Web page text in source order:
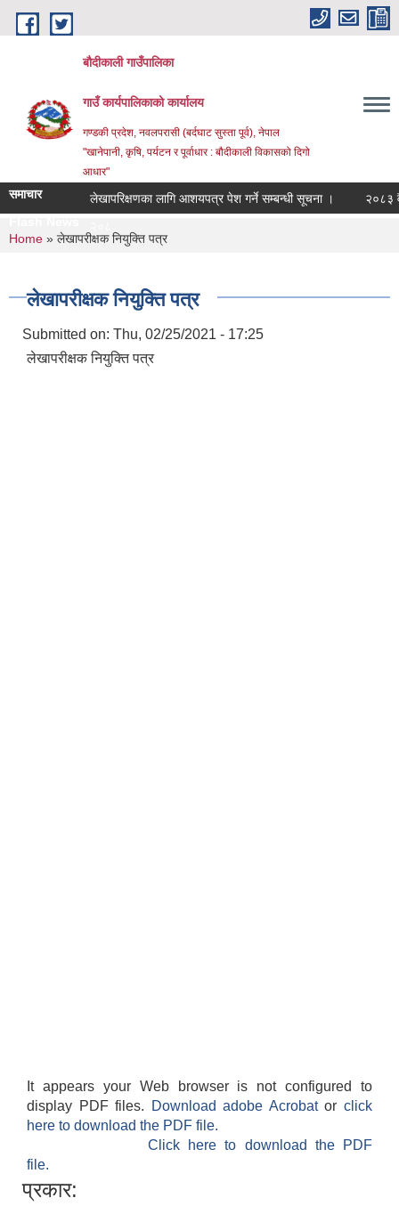
Skip to main content
बौदीकाली गाउँपालिका
गाउँ कार्यपालिकाको कार्यालय
गण्डकी प्रदेश, नवलपरासी (बर्दघाट सुस्ता पूर्व), नेपाल
"खानेपानी, कृषि, पर्यटन र पूर्वाधार : बौदीकाली विकासको दिगो
आधार"
समाचार लेखापरिक्षणका लागि आशयपत्र पेश गर्ने सम्बन्धी सूचना ।
२०८३
You are here
Home » लेखापरीक्षक नियुक्ति पत्र
लेखापरीक्षक नियुक्ति पत्र
Submitted on: Thu, 02/25/2021 - 17:25
लेखापरीक्षक नियुक्ति पत्र
It appears your Web browser is not configured to
display PDF files.
Download adobe Acrobatorclick
here to download the PDF file.
Click here to download the PDF
file.
प्रकार: